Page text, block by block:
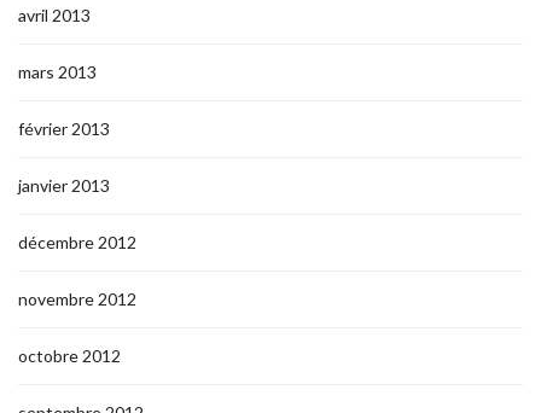
avril 2013
mars 2013
février 2013
janvier 2013
décembre 2012
novembre 2012
octobre 2012